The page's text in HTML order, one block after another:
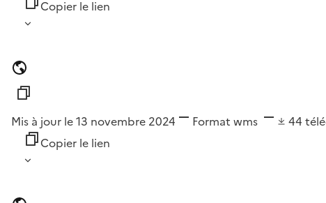
Copier le lien
Mis à jour le 13 novembre 2024 Format wms 44
Copier le lien